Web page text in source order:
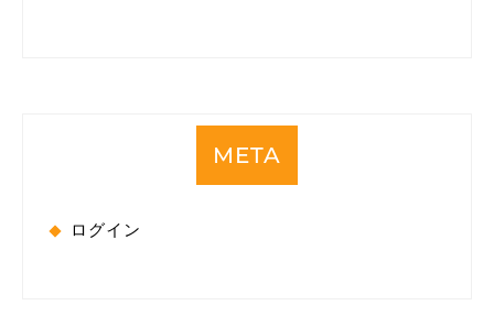
META
ログイン